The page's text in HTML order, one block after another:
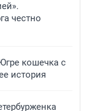
честно
кошечка с
история